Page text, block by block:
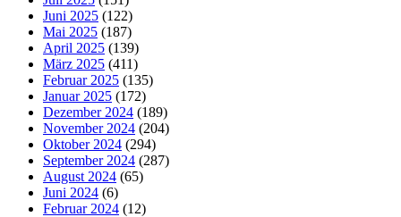
Juni 2025 (122)
Mai 2025 (187)
April 2025 (139)
März 2025 (411)
Februar 2025 (135)
Januar 2025 (172)
Dezember 2024 (189)
November 2024 (204)
Oktober 2024 (294)
September 2024 (287)
August 2024 (65)
Juni 2024 (6)
Februar 2024 (12)